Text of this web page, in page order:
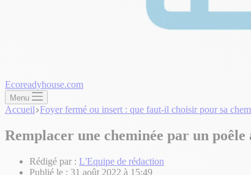
Ecoreadyhouse.com
Menu
Accueil Foyer fermé ou insert : que faut-il choisir pour sa
Remplacer une cheminée par un
Rédigé par : L'Equipe de rédaction
Publié le : 31 août 2022 à 15:49